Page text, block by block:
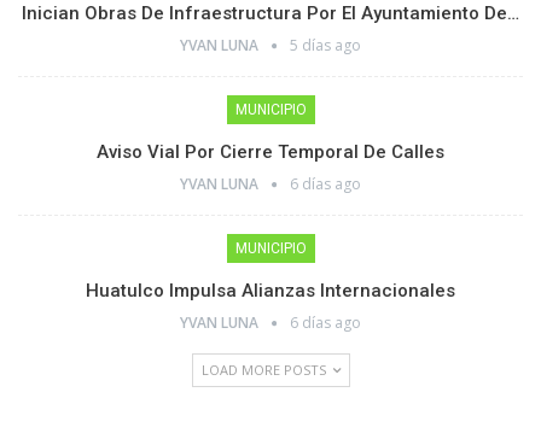
Inician Obras De Infraestructura Por El Ayuntamiento De…
YVAN LUNA 5 días ago
MUNICIPIO
Aviso Vial Por Cierre Temporal De Calles
YVAN LUNA 6 días ago
MUNICIPIO
Huatulco Impulsa Alianzas Internacionales
YVAN LUNA 6 días ago
LOAD MORE POSTS